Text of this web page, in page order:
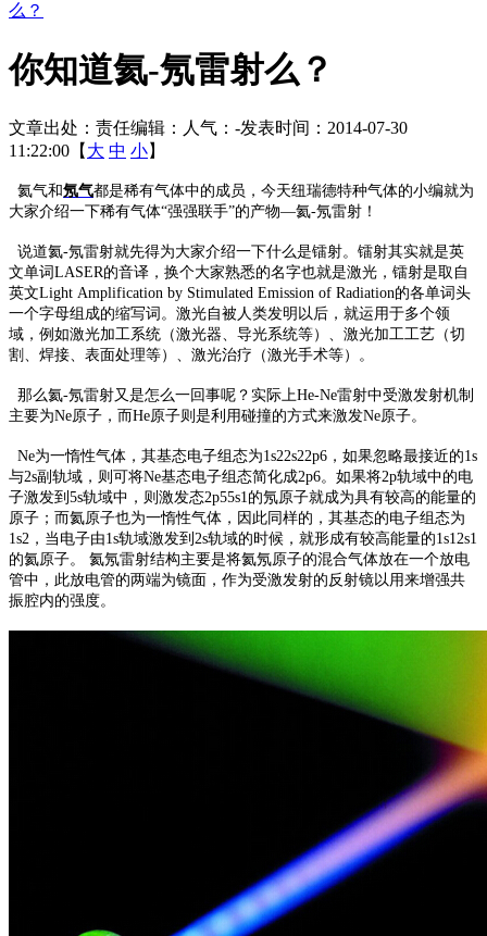
么？
你知道氦-氖雷射么？
文章出处： 责任编辑： 人气： -发表时间：2014-07-30
11:22:00【 大 中 小】
氦气和氖气都是稀有气体中的成员，今天纽瑞德特种气体的小编就为
大家介绍一下稀有气体“强强联手”的产物—氦-氖雷射！
说道氦-氖雷射就先得为大家介绍一下什么是镭射。镭射其实就是英
文单词 LASER的音译 ，换个大家熟悉的名字也就是激光，镭射是取自
英文Light Amplification by Stimulated Emission of Radiation的各单词头
一个字母组成的缩写词。 激光自被人类发明以后，就运用于多个领
域，例如激光加工系统 （激光器、导光系统等）、 激光加工工艺 （切
割、焊接、表面处理等）、 激光治疗 （激光手术等）。
那么氦-氖雷射又是怎么一回事呢？实际上He-Ne雷射中受激发射机制
主要为Ne原子，而He原子则是利用碰撞的方式来激发Ne原子。
Ne为一惰性气体，其基态电子组态为1s22s22p6 ，如果忽略最接近的1s
与2s副轨域，则可将Ne基态电子组态简化成2p6。如果将2p轨域中的电
子激发到 5s轨域中，则激发态2p55s1的氖原子就成为具有较高的能量的
原子；而氦原子也为一惰性气体，因此同样的，其基态的电子组态为
1s2 ，当电子由1s轨域激发到 2s轨域的时候，就形成有较高能量的1s12s1
的氦原子。 氦氖雷射结构主要是将氦氖原子的混合气体放在一个放电
管中，此放电管的两端为镜面，作为受激发射的反射镜以用来增强共
振腔内的强度。